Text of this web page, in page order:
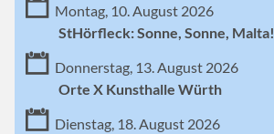
Montag, 10. August 2026
StHörfleck: Sonne, Sonne, Malta!
Donnerstag, 13. August 2026
Orte X Kunsthalle Würth
Dienstag, 18. August 2026